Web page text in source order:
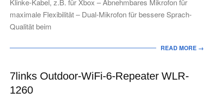
Klinke-Kabel, z.B. für Xbox – Abnehmbares Mikrofon für
maximale Flexibilität – Dual-Mikrofon für bessere Sprach-
Qualität beim
READ MORE →
7links Outdoor-WiFi-6-Repeater WLR-
1260